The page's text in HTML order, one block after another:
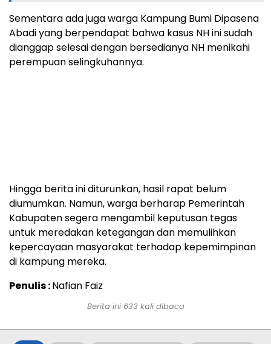
Sementara ada juga warga Kampung Bumi Dipasena
Abadi yang berpendapat bahwa kasus NH ini sudah
dianggap selesai dengan bersedianya NH menikahi
perempuan selingkuhannya.
Hingga berita ini diturunkan, hasil rapat belum
diumumkan. Namun, warga berharap Pemerintah
Kabupaten segera mengambil keputusan tegas
untuk meredakan ketegangan dan memulihkan
kepercayaan masyarakat terhadap kepemimpinan
di kampung mereka.
Penulis :Nafian Faiz
Berita ini 633kali dibaca